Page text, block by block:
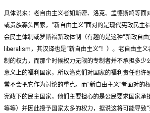
具体说来：老自由主义者如斯密、洛克、孟德斯鸠等面
或贵族寡头国家，“新自由主义”面对的是现代宪政民主
会民主体制或罗斯福新政体制（有趣的是这种“新政自
liberalism，其汉译也是“新自由主义”！）。老自由主
制的权力，而那个时候权力无限的专制者并不承担多少
意义上的福利国家，所以洛克们对国家的福利责任也许
常不会把它作为讨论的重点。而“新自由主义”者面对的
宪政下的民主国家，他们主要担心的是公民要求国家承
等等）并因此授予国家太多的权力，据说这将可能导致